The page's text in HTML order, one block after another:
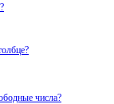
числа?